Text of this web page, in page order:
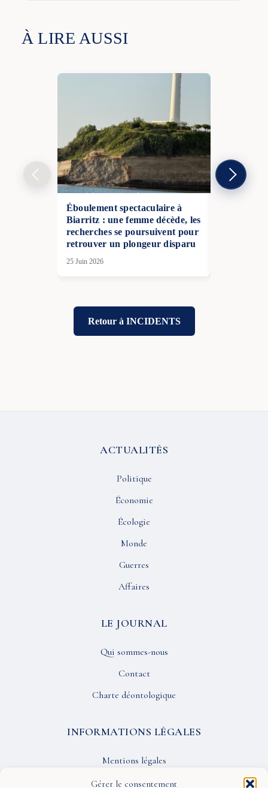
Gérer le consentement
À LIRE AUSSI
Éboulement spectaculaire à
Biarritz : une femme décède, les
recherches se poursuivent pour
retrouver un plongeur disparu
25 Juin 2026
Retour à INCIDENTS
ACTUALITÉS
Politique
Économie
Écologie
Monde
Guerres
Affaires
LE JOURNAL
Qui sommes-nous
Contact
Charte déontologique
INFORMATIONS LÉGALES
Mentions légales
Confidentialité